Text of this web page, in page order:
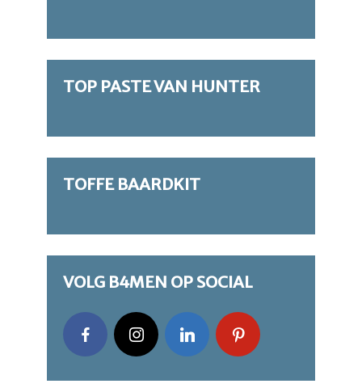
TOP PASTE VAN HUNTER
TOFFE BAARDKIT
VOLG B4MEN OP SOCIAL